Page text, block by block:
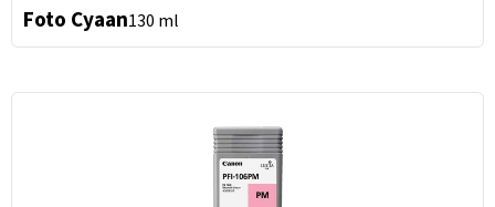
Foto Cyaan130 ml